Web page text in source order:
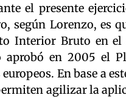
el presente
según Lorenzo, es
Interior Bruto en el
en 2005 el
En base a
agilizar la